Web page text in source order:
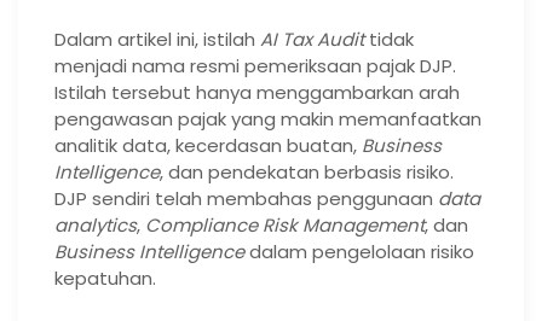
Dalam artikel ini, istilah AI Tax Audittidak
menjadi nama resmi pemeriksaan pajak DJP.
Istilah tersebut hanya menggambarkan arah
pengawasan pajak yang makin memanfaatkan
analitik data, kecerdasan buatan, Business
Intelligence, dan pendekatan berbasis risiko.
DJP sendiri telah membahas penggunaan data
analytics, Compliance Risk Management, dan
Business Intelligencedalam pengelolaan risiko
kepatuhan.